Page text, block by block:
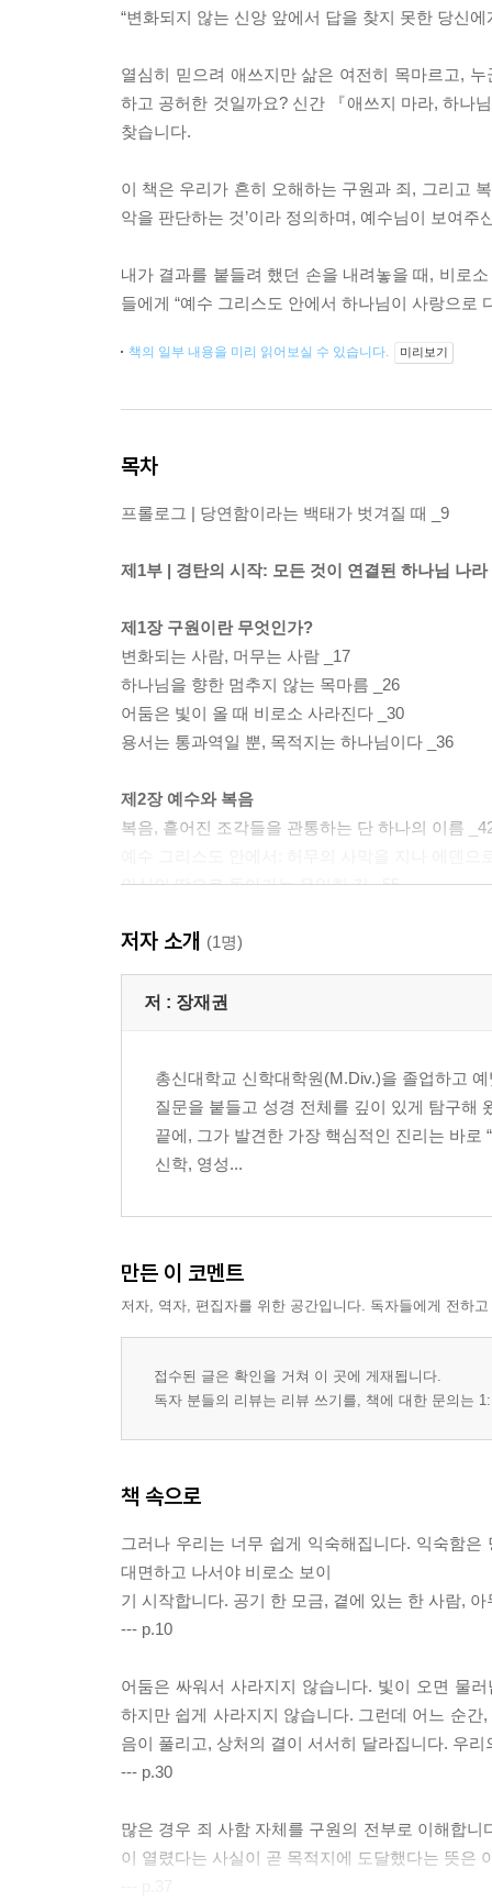
“변화되지 않는 신앙 앞에서 답을 찾지 못한 당신에
열심히 믿으려 애쓰지만 삶은 여전히 목마르고,
하고 공허한 것일까요? 신간 『애쓰지 마라, 하나
찾습니다.
이 책은 우리가 흔히 오해하는 구원과 죄, 그리고
악을 판단하는 것’이라 정의하며, 예수님이 보여주
내가 결과를 붙들려 했던 손을 내려놓을 때, 비로
들에게 “예수 그리스도 안에서 하나님이 사랑으로
책의 일부 내용을 미리 읽어보실 수 있습니다. 미리보기
목차
프롤로그 | 당연함이라는 백태가 벗겨질 때 _9
제1부 | 경탄의 시작: 모든 것이 연결된 하나님 나라
제1장 구원이란 무엇인가?
변화되는 사람, 머무는 사람 _17
하나님을 향한 멈추지 않는 목마름 _26
어둠은 빛이 올 때 비로소 사라진다 _30
용서는 통과역일 뿐, 목적지는 하나님이다 _36
제2장 예수와 복음
복음, 흩어진 조각들을 관통하는 단 하나의 이름
안식의 땅으로 돌아가는 유일한 길 _55
하나님이 다 하신다는 최고의 소식 _65
사랑이 다 하신다 _69
변화, 사건이 아닌 해석의 문제 _72
제3장 죄란 무엇인가?
에덴의 평안을 누리기 위한 단 하나의 조건 _81
나쁜 행동보다 무서운 나쁜 판단 _84
제4장 예수님은 선악을 분별하지 않으셨다
당신의 ‘선함’ 뒤에 숨겨진 판단 _105
스스로 할 수 없다는 무력함의 역설 _110
하나님이 다 하신다 _113
제3부 | 은혜의 실증: 인간의 무력을 뚫고 흐르는 신
제5장 통치자가 바뀔 때 삶은 기적이 된다
예수를 믿는다는 것의 의미 _129
당신은 누구의 통치를 받고 있습니까 _133
예수님을 왕으로 영접하라 _137
제6장 죽음 너머가 아닌, 오늘을 사는 생명
시간의 연장이 아닌 하나님을 아는 감각 _142
예수님이 우리의 구원자이신 이유 _156
제7장 안식일의 사명
저자 소개 (1명)
저 : 장재권
총신대학교 신학대학원(M.Div.)을 졸업하고
질문을 붙들고 성경 전체를 깊이 있게 탐구해
끝에, 그가 발견한 가장 핵심적인 진리는 바로
신학, 영성...
만든 이 코멘트
저자, 역자, 편집자를 위한 공간입니다. 독자들에게 전하
접수된 글은 확인을 거쳐 이 곳에 게재됩니다.
독자 분들의 리뷰는 리뷰 쓰기를, 책에 대한 문의는
책 속으로
그러나 우리는 너무 쉽게 익숙해집니다. 익숙함
대면하고 나서야 비로소 보이
기 시작합니다. 공기 한 모금, 곁에 있는 한 사람,
--- p.10
어둠은 싸워서 사라지지 않습니다. 빛이 오면 물
하지만 쉽게 사라지지 않습니다. 그런데 어느 순
음이 풀리고, 상처의 결이 서서히 달라집니다. 우
--- p.30
많은 경우 죄 사함 자체를 구원의 전부로 이해합
이 열렸다는 사실이 곧 목적지에 도달했다는 뜻은